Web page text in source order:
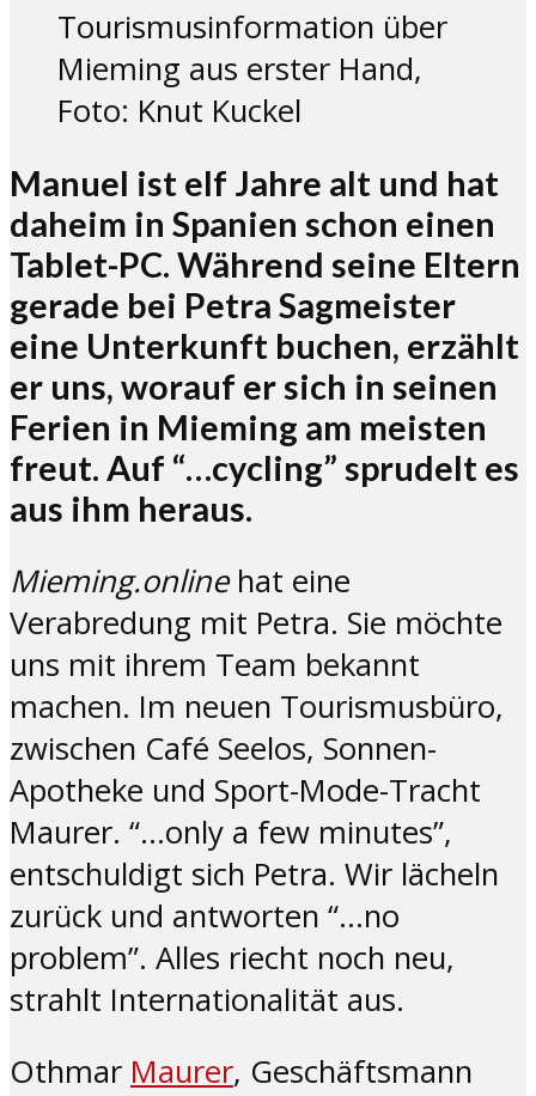
Tourismusinformation über
Mieming aus erster Hand,
Foto: Knut Kuckel
Manuel ist elf Jahre alt und hat
daheim in Spanien schon einen
Tablet-PC. Während seine Eltern
gerade bei Petra Sagmeister
eine Unterkunft buchen, erzählt
er uns, worauf er sich in seinen
Ferien in Mieming am meisten
freut. Auf “…cycling” sprudelt es
aus ihm heraus.
Mieming.onlinehat eine
Verabredung mit Petra. Sie möchte
uns mit ihrem Team bekannt
machen. Im neuen Tourismusbüro,
zwischen Café Seelos, Sonnen-
Apotheke und Sport-Mode-Tracht
Maurer. “…only a few minutes”,
entschuldigt sich Petra. Wir lächeln
zurück und antworten “…no
problem”. Alles riecht noch neu,
strahlt Internationalität aus.
Othmar Maurer, Geschäftsmann